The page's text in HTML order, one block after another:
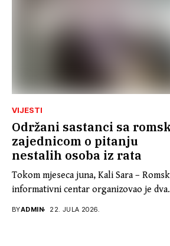
VIJESTI
Održani sastanci sa
zajednicom o pitanju
nestalih osoba iz rata
Tokom mjeseca juna, Kali Sara –
informativni centar organizovao je
BYADMIN 22. JULA 2026.